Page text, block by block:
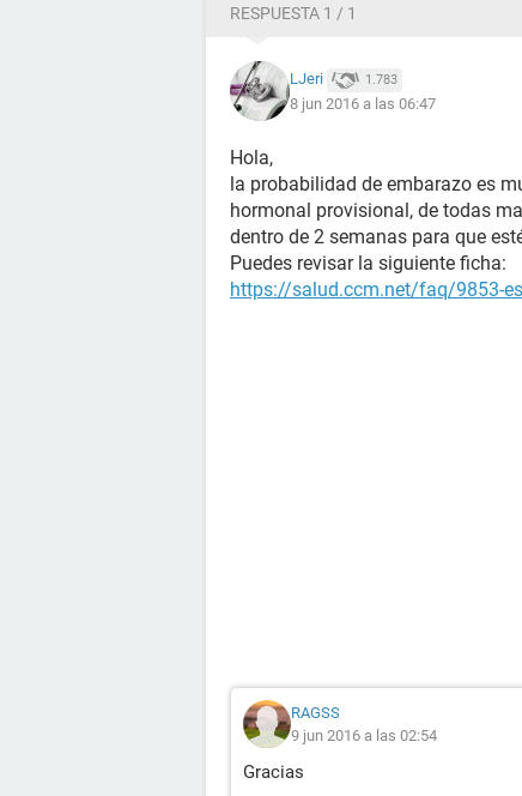
RESPUESTA 1 / 1
LJeri 1.783
8 jun 2016 a las 06:47
Hola,
la probabilidad de embarazo es
hormonal provisional, de todas
dentro de 2 semanas para que
Puedes revisar la siguiente ficha:
https://salud.ccm.net/faq/9853-
RAGSS
9 jun 2016 a las 02:54
Gracias